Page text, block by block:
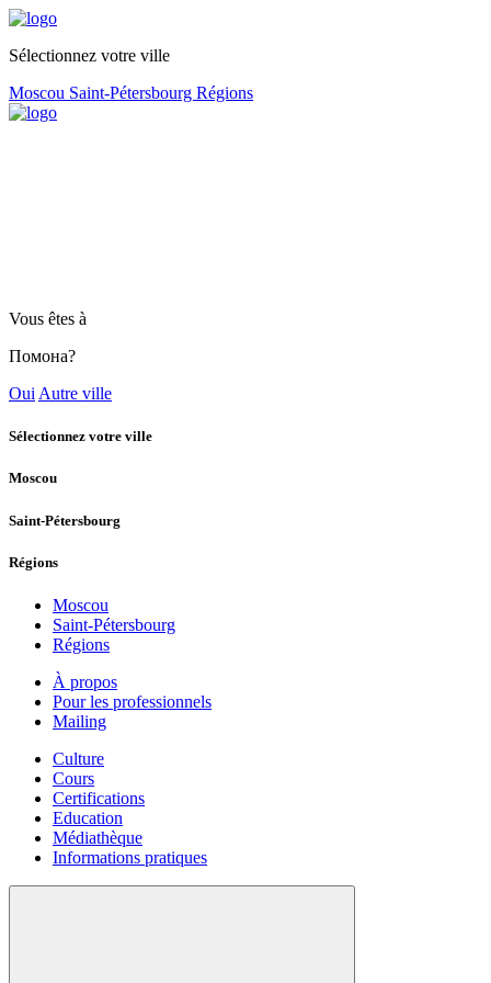
Sélectionnez votre ville
Moscou Saint-Pétersbourg Régions
Vous êtes à
Помона?
Oui Autre ville
Sélectionnez votre ville
Moscou
Saint-Pétersbourg
Régions
Moscou
Saint-Pétersbourg
Régions
À propos
Pour les professionnels
Mailing
Culture
Cours
Certifications
Education
Médiathèque
Informations pratiques